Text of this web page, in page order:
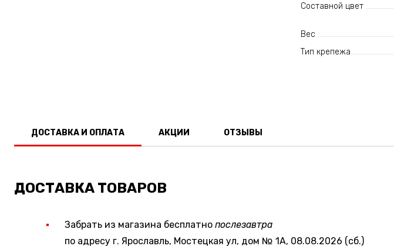
Составной цвет
Вес
Тип крепежа
ДОСТАВКА И ОПЛАТА АКЦИИ ОТЗЫВЫ
ДОСТАВКА ТОВАРОВ
Забрать из магазина бесплатно послезавтра
по адресу г. Ярославль, Мостецкая ул, дом № 1А, 08.08.2026 (сб.)